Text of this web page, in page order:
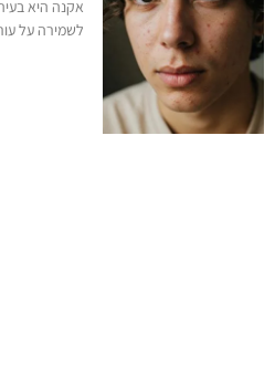
אקנה היא
לשמירה על